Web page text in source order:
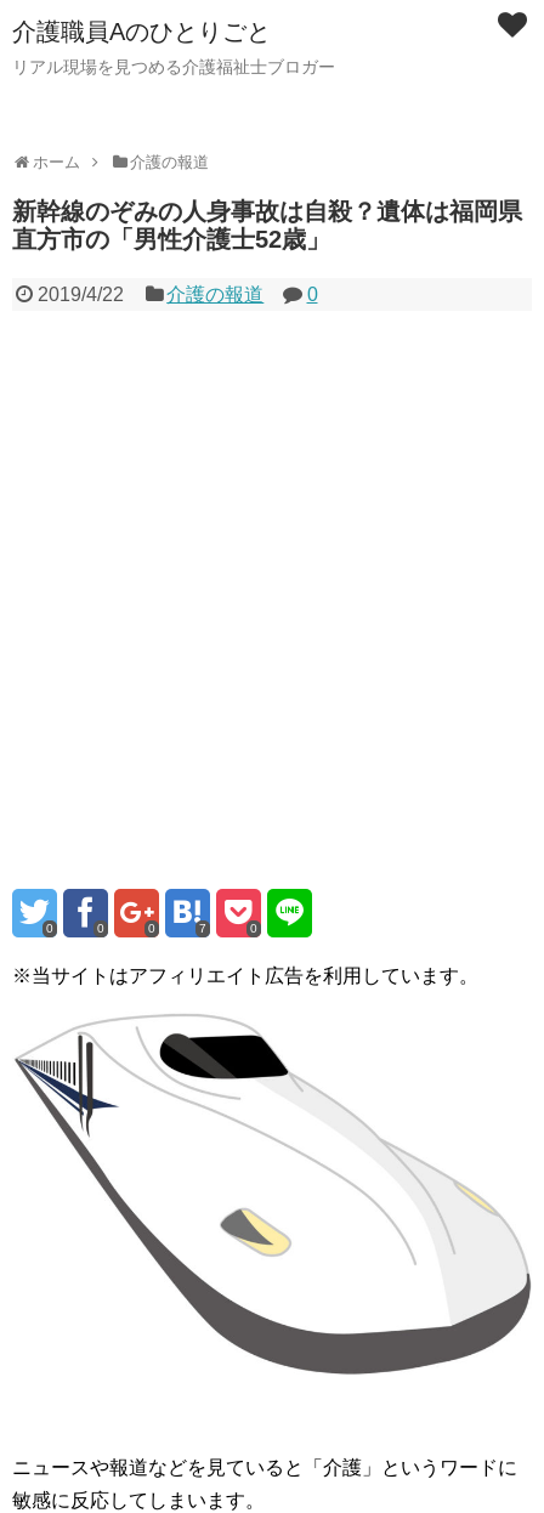
介護職員Aのひとりごと
リアル現場を見つめる介護福祉士ブロガー
ホーム 介護の報道
新幹線のぞみの人身事故は自殺？遺体は福岡県
直方市の「男性介護士52歳」
2019/4/22 介護の報道 0
0 0 0 7 0
※当サイトはアフィリエイト広告を利用しています。
ニュースや報道などを見ていると「介護」というワードに
敏感に反応してしまいます。